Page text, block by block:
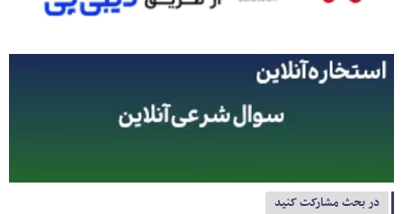
در بحث مشارکت کنید